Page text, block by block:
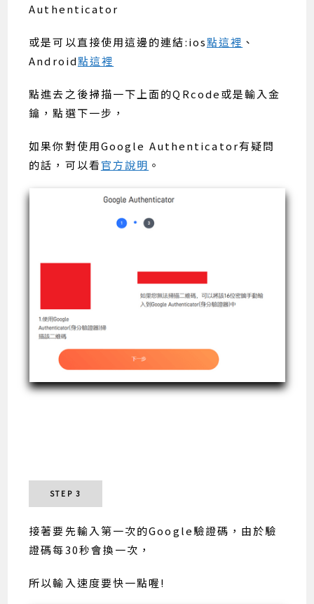
Authenticator
或是可以直接使用這邊的連結:ios點這裡 、
Android點這裡
點進去之後掃描一下上面的QRcode或是輸入金
鑰，點選下一步，
如果你對使用Google Authenticator有疑問
的話，可以看官方說明 。
STEP 3
接著要先輸入第一次的Google驗證碼，由於驗
證碼每30秒會換一次，
所以輸入速度要快一點喔!